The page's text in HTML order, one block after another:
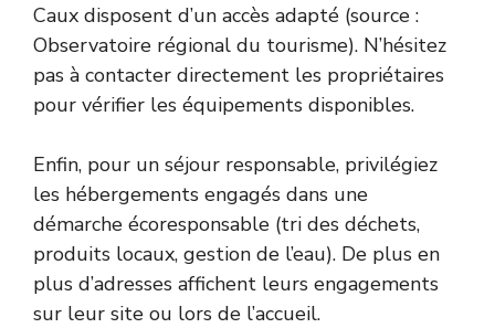
Caux disposent d’un accès adapté (source :
Observatoire régional du tourisme). N’hésitez
pas à contacter directement les propriétaires
pour vérifier les équipements disponibles.
Enfin, pour un séjour responsable, privilégiez
les hébergements engagés dans une
démarche écoresponsable (tri des déchets,
produits locaux, gestion de l’eau). De plus en
plus d’adresses affichent leurs engagements
sur leur site ou lors de l’accueil.